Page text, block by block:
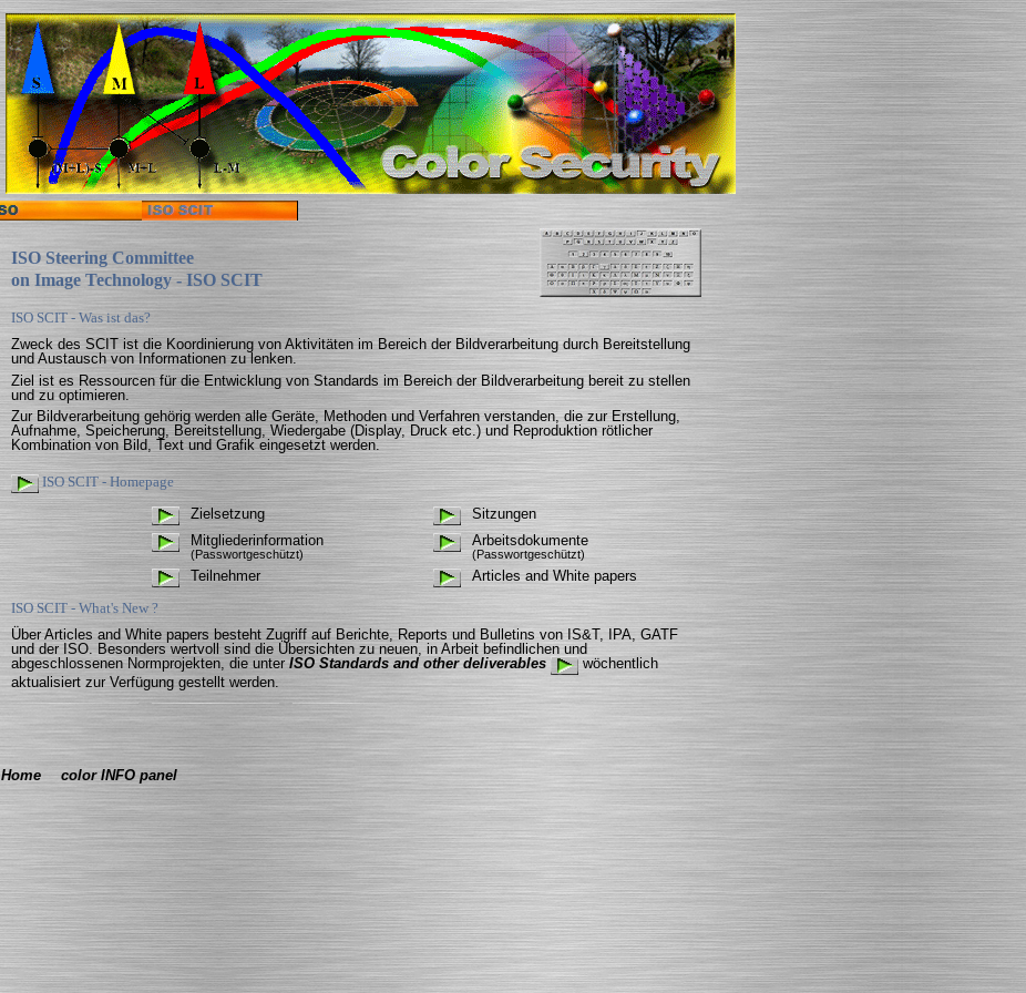
ISO Steering Committee
on Image Technology - ISO SCIT
ISO SCIT - Was ist das?
Zweck des SCIT ist die Koordinierung von Aktivitäten im Bereich der Bildverarbeitung durch Bereitstellung
und Austausch von Informationen zu lenken.
Ziel ist es Ressourcen für die Entwicklung von Standards im Bereich der Bildverarbeitung bereit zu stellen
und zu optimieren.
Zur Bildverarbeitung gehörig werden alle Geräte, Methoden und Verfahren verstanden, die zur Erstellung,
Aufnahme, Speicherung, Bereitstellung, Wiedergabe (Display, Druck etc.) und Reproduktion rötlicher
Kombination von Bild, Text und Grafik eingesetzt werden.
ISO SCIT - Homepage
Zielsetzung
Mitgliederinformation
(Passwortgeschützt)
Teilnehmer
Sitzungen
Arbeitsdokumente
(Passwortgeschützt)
Articles and White papers
ISO SCIT - What's New ?
Über Articles and White papers besteht Zugriff auf Berichte, Reports und Bulletins von IS&T, IPA, GATF
und der ISO. Besonders wertvoll sind die Übersichten zu neuen, in Arbeit befindlichen und
abgeschlossenen Normprojekten, die unter ISO Standards and other deliverables
wöchentlich
aktualisiert zur Verfügung gestellt werden.
Home color INFO panel